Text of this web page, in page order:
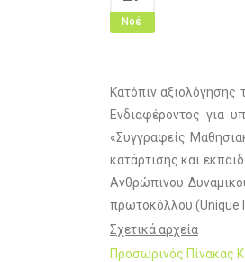
Νοέ
Κατόπιν
Ενδιαφέροντος για
«Συγγραφείς
κατάρτισης και
Ανθρώπινου
πρωτοκόλλου (Unique
Σχετικά αρχεία
Προσωρινός Πίνακας